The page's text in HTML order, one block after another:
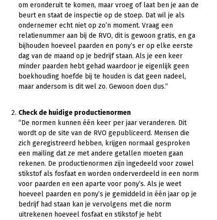
Kalverhouderij
Konijnenhouderij
Melkveehouderij
Paardenhouderij
Pluimveehouderij
Varkenshouderij
Vleesveehouderij
Biologische Landbouw
Bollenteelt
Bomen, vaste planten en zomerbloemen
Fruitteelt
Glastuinbouw
Vollegrondsgroente
Multifunctioneel
Vrouw en Bedrijf
Onderwerpen
Nieuws
Nieuwsabonnement
Webinars
Over LTO
LTO Nederland
Mensen
Bestuur en Directie
Medewerkers
Vakgroepbestuurders
Jaarverslag 2023
Vacatures
Pers
Contact
om eronderuit te komen, maar vroeg of laat ben je aan de
beurt en staat de inspectie op de stoep. Dat wil je als
ondernemer echt niet op zo’n moment. Vraag een
relatienummer aan bij de RVO, dit is gewoon gratis, en ga
bijhouden hoeveel paarden en pony’s er op elke eerste
dag van de maand op je bedrijf staan. Als je een keer
minder paarden hebt gehad waardoor je eigenlijk geen
boekhouding hoefde bij te houden is dat geen nadeel,
maar andersom is dit wel zo. Gewoon doen dus.”
Check de huidige productienormen
“De normen kunnen één keer per jaar veranderen. Dit
wordt op de site van de RVO gepubliceerd. Mensen die
zich geregistreerd hebben, krijgen normaal gesproken
een mailing dat ze met andere getallen moeten gaan
rekenen. De productienormen zijn ingedeeld voor zowel
stikstof als fosfaat en worden onderverdeeld in een norm
voor paarden en een aparte voor pony’s. Als je weet
hoeveel paarden en pony’s je gemiddeld in één jaar op je
bedrijf had staan kan je vervolgens met die norm
uitrekenen hoeveel fosfaat en stikstof je hebt